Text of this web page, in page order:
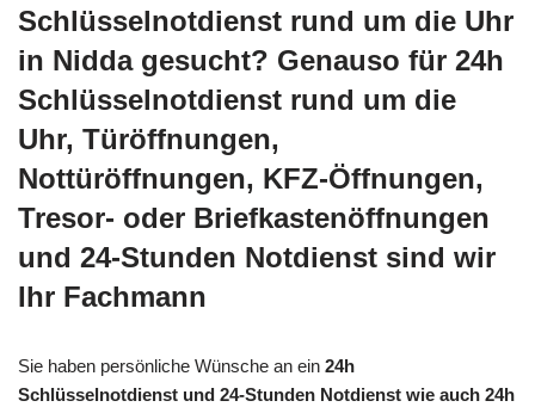
Schlüsselnotdienst rund um die Uhr
in Nidda gesucht? Genauso für 24h
Schlüsselnotdienst rund um die
Uhr, Türöffnungen,
Nottüröffnungen, KFZ-Öffnungen,
Tresor- oder Briefkastenöffnungen
und 24-Stunden Notdienst sind wir
Ihr Fachmann
Sie haben persönliche Wünsche an ein 24h
Schlüsselnotdienst und 24-Stunden Notdienst wie auch 24h